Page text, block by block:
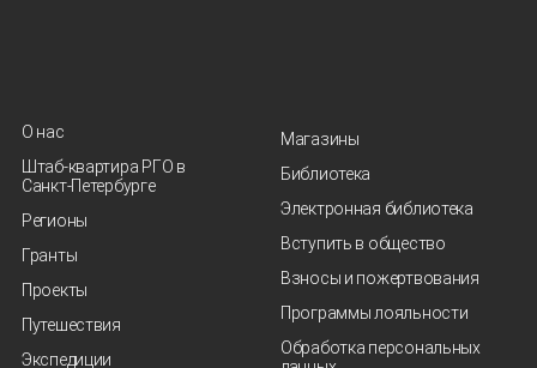
О нас
Штаб-квартира РГО в
Санкт‑Петербурге
Регионы
Гранты
Проекты
Путешествия
Экспедиции
Магазины
Библиотека
Электронная библиотека
Вступить в общество
Взносы и пожертвования
Программы лояльности
Обработка персональных